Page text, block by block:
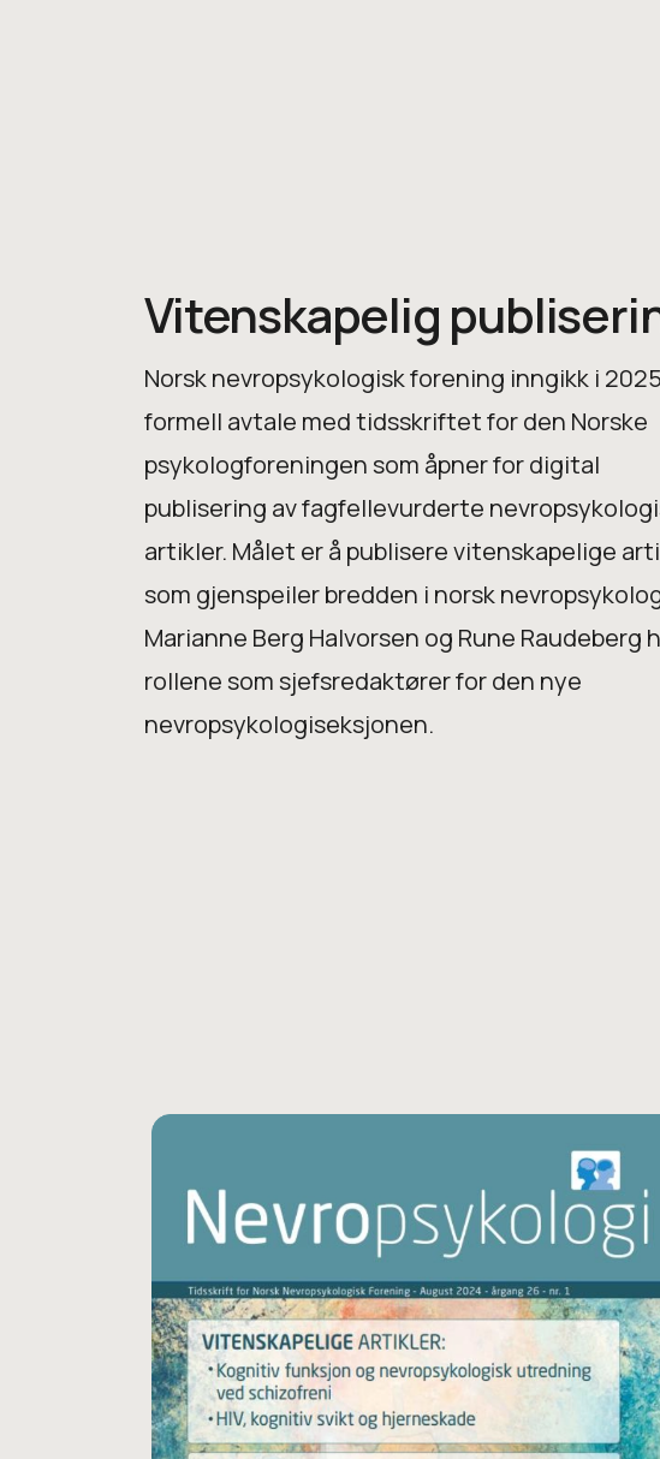
Vitenskapelig
Norsk nevropsykologisk forening inngikk i
formell avtale med tidsskriftet for den Norske
psykologforeningen som åpner for digital
publisering av fagfellevurderte
artikler. Målet er å publisere vitenskapelige
som gjenspeiler bredden i norsk
Marianne Berg Halvorsen og Rune Raudeberg
rollene som sjefsredaktører for den nye
nevropsykologiseksjonen.